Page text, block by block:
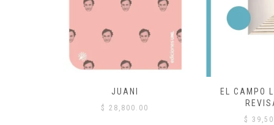
JUANI
$ 28,800.00
EL CAMPO
$